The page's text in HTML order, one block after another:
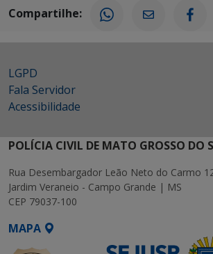
Compartilhe:
LGPD
Fala Servidor
Acessibilidade
POLÍCIA CIVIL DE MATO GROSSO DO
Rua Desembargador Leão Neto do Carmo
Jardim Veraneio - Campo Grande | MS
CEP 79037-100
MAPA